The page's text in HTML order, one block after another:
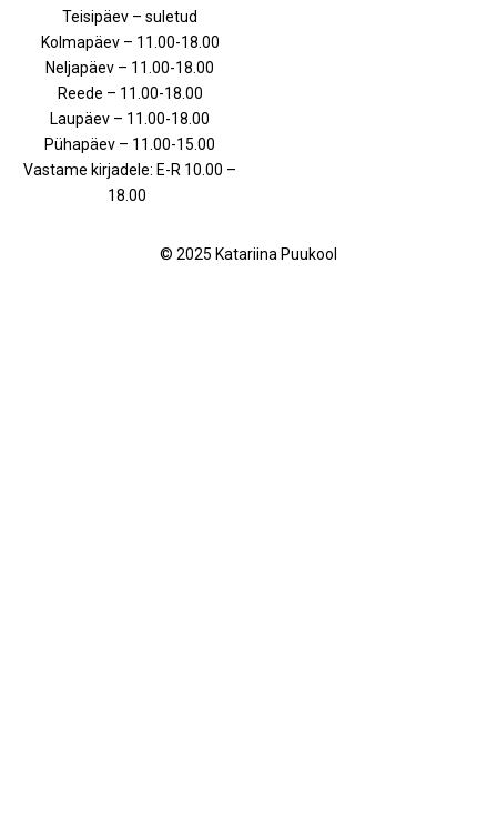
Teisipäev – suletud
Kolmapäev – 11.00-18.00
Neljapäev – 11.00-18.00
Reede – 11.00-18.00
Laupäev – 11.00-18.00
Pühapäev – 11.00-15.00
Vastame kirjadele: E-R 10.00 –
18.00
© 2025 Katariina Puukool